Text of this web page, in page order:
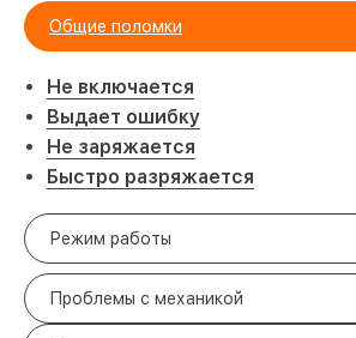
Общие поломки
Не включается
Выдает ошибку
Не заряжается
Быстро разряжается
Режим работы
Проблемы с механикой